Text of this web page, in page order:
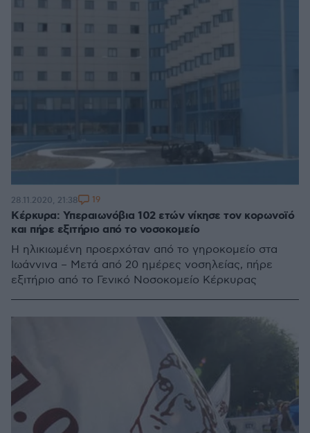
Κέρκυρα: Υπεραιωνόβια 102 ετών νίκησε τον κορωνοϊό
και πήρε εξιτήριο από το νοσοκομείο
Η ηλικιωμένη προερχόταν από το γηροκομείο στα
Ιωάννινα – Μετά από 20 ημέρες νοσηλείας, πήρε
εξιτήριο από το Γενικό Νοσοκομείο Κέρκυρας
28.11.2020, 21:38 19